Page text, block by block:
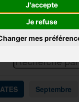
J'accepte
Je refuse
mes
DES
Septembre